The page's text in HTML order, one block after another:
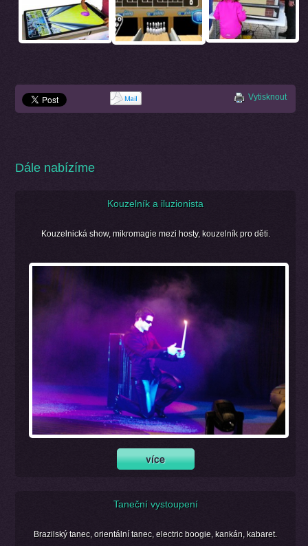
Vytisknout
Dále nabízíme
Kouzelník a iluzionista
Kouzelnická show, mikromagie mezi hosty, kouzelník pro děti.
Taneční vystoupení
Brazilský tanec, orientální tanec, electric boogie, kankán, kabaret.